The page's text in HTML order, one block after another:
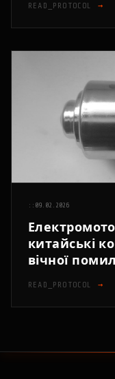
READ_PROTOCOL →
:: 09.02.2026
китайські
вічної
READ_PROTOCOL →